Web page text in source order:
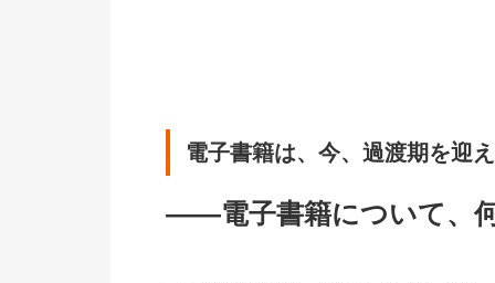
電子書籍は、今、過渡期を迎
――電子書籍について、